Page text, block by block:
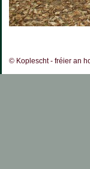
© Koplescht - fréier an